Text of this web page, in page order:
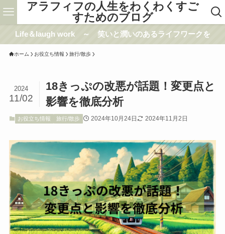
アラフィフの人生をわくわくすご
すためのブログ
Life＆laugh work ～ 笑いと潤いのあるライフワークを
ホーム お役立ち情報 旅行/散歩
18きっぷの改悪が話題！変更点と
影響を徹底分析
2024
11/02
お役立ち情報 旅行/散歩 2024年10月24日 2024年11月2日